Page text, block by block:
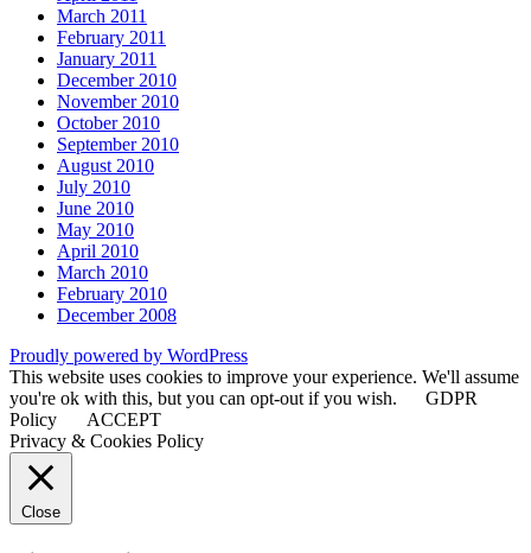
March 2011
February 2011
January 2011
December 2010
November 2010
October 2010
September 2010
August 2010
July 2010
June 2010
May 2010
April 2010
March 2010
February 2010
December 2008
Proudly powered by WordPress
This website uses cookies to improve your experience. We'll assume
you're ok with this, but you can opt-out if you wish.
GDPR
Policy
ACCEPT
Privacy & Cookies Policy
Close